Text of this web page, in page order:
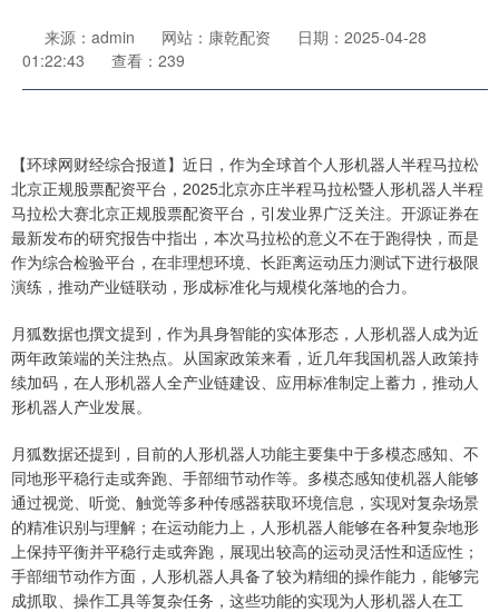
来源：admin 网站：康乾配资
日期：2025-04-28
01:22:43
查看：239
【环球网财经综合报道】近日，作为全球首个人形机器人半程马拉松
北京正规股票配资平台，2025北京亦庄半程马拉松暨人形机器人半程
马拉松大赛北京正规股票配资平台，引发业界广泛关注。开源证券在
最新发布的研究报告中指出，本次马拉松的意义不在于跑得快，而是
作为综合检验平台，在非理想环境、长距离运动压力测试下进行极限
演练，推动产业链联动，形成标准化与规模化落地的合力。
月狐数据也撰文提到，作为具身智能的实体形态，人形机器人成为近
两年政策端的关注热点。从国家政策来看，近几年我国机器人政策持
续加码，在人形机器人全产业链建设、应用标准制定上蓄力，推动人
形机器人产业发展。
月狐数据还提到，目前的人形机器人功能主要集中于多模态感知、不
同地形平稳行走或奔跑、手部细节动作等。多模态感知使机器人能够
通过视觉、听觉、触觉等多种传感器获取环境信息，实现对复杂场景
的精准识别与理解；在运动能力上，人形机器人能够在各种复杂地形
上保持平衡并平稳行走或奔跑，展现出较高的运动灵活性和适应性；
手部细节动作方面，人形机器人具备了较为精细的操作能力，能够完
成抓取、操作工具等复杂任务，这些功能的实现为人形机器人在工